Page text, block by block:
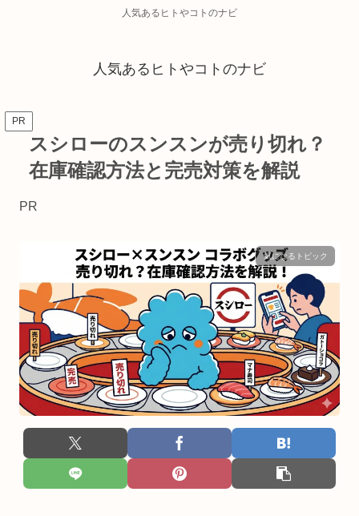
人気あるヒトやコトのナビ
人気あるヒトやコトのナビ
PR
スシローのスンスンが売り切れ？
在庫確認方法と完売対策を解説
PR
気になるトピック